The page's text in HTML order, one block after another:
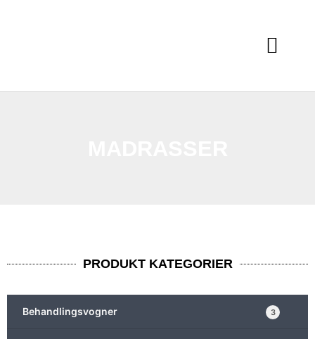
PRODUKT KATEGORIER
Behandlingsvogner 3